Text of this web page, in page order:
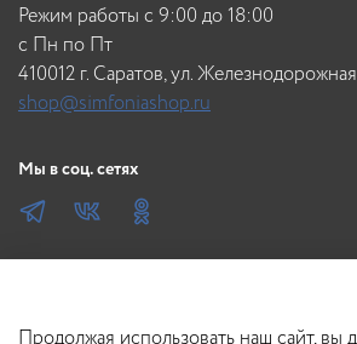
Режим работы с 9:00 до 18:00
c Пн по Пт
410012 г. Саратов, ул.
shop@simfoniashop.ru
Мы в соц. сетях